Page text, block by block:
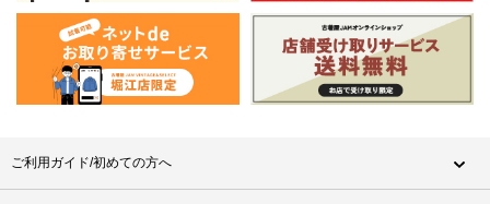
ご利用ガイド/初めての方へ